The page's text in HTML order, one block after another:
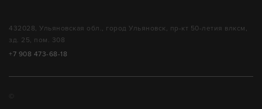
432028, Ульяновская обл., город Ульяновск, пр-кт 50-летия влксм,
зд. 25, пом. 308
+7 908 473-68-18